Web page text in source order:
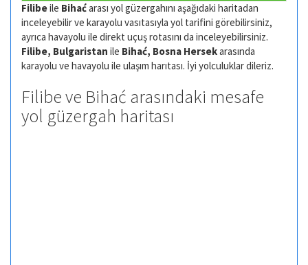
Filibeile Bihaćarası yol güzergahını aşağıdaki haritadan
inceleyebilir ve karayolu vasıtasıyla yol tarifini görebilirsiniz,
ayrıca havayolu ile direkt uçuş rotasını da inceleyebilirsiniz.
Filibe, Bulgaristan ile Bihać, Bosna Hersekarasında
karayolu ve havayolu ile ulaşım harıtası. İyi yolculuklar dileriz.
Filibe ve Bihać arasındaki mesafe
yol güzergah haritası